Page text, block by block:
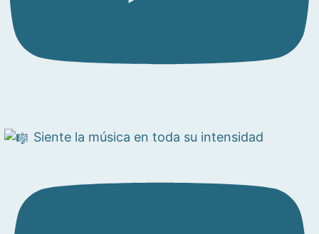
Siente la música en toda su intensidad